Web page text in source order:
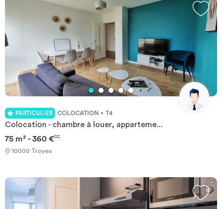
PARTICULIER COLOCATION T4
Colocation - chambre à louer, apparteme...
75 m² - 360 €CC
10000 Troyes